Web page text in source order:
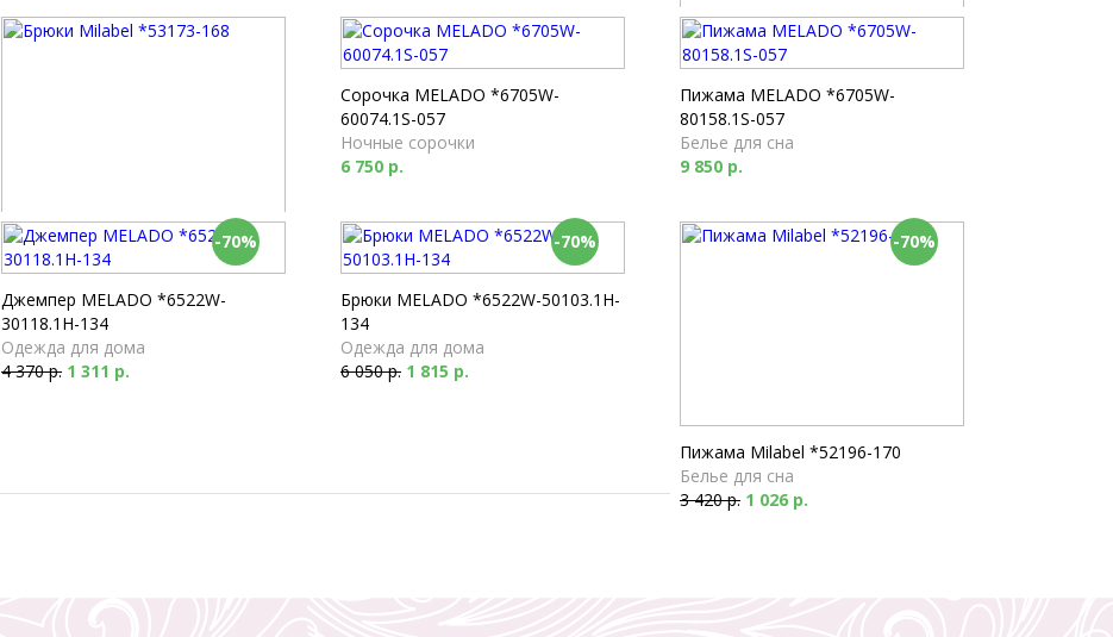
Футболка Milabel *56501-168
Футболки
1 790 р.
Брюки Milabel *53173-168
Пижамы
4 040 р.
Сорочка MELADO *6705W-
60074.1S-057
Ночные сорочки
6 750 р.
Пижама MELADO *6705W-
80158.1S-057
Белье для сна
9 850 р.
-70%
Джемпер MELADO *6522W-
30118.1H-134
Одежда для дома
4 370 р. 1 311 р.
-70%
Брюки MELADO *6522W-50103.1H-
134
Одежда для дома
6 050 р. 1 815 р.
-70%
Пижама Milabel *52196-170
Белье для сна
3 420 р. 1 026 р.